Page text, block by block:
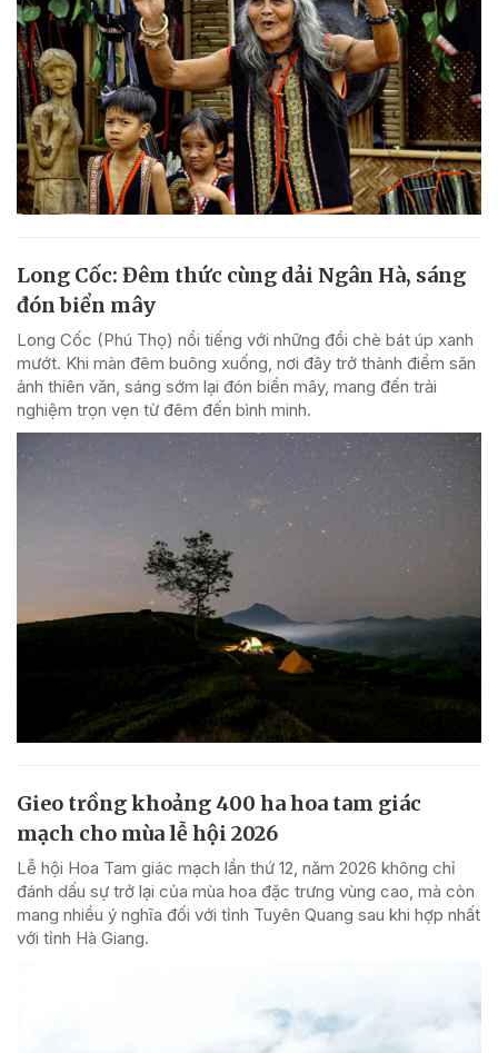
Long Cốc: Đêm thức cùng dải Ngân Hà, sáng
đón biển mây
Long Cốc (Phú Thọ) nổi tiếng với những đồi chè bát úp xanh
mướt. Khi màn đêm buông xuống, nơi đây trở thành điểm săn
ảnh thiên văn, sáng sớm lại đón biển mây, mang đến trải
nghiệm trọn vẹn từ đêm đến bình minh.
Gieo trồng khoảng 400 ha hoa tam giác
mạch cho mùa lễ hội 2026
Lễ hội Hoa Tam giác mạch lần thứ 12, năm 2026 không chỉ
đánh dấu sự trở lại của mùa hoa đặc trưng vùng cao, mà còn
mang nhiều ý nghĩa đối với tỉnh Tuyên Quang sau khi hợp nhất
với tỉnh Hà Giang.